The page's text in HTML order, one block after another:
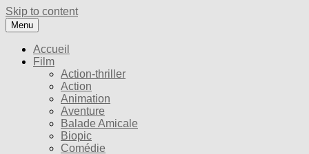
Skip to content
Menu
Accueil
Film
Action-thriller
Action
Animation
Aventure
Balade Amicale
Biopic
Comédie